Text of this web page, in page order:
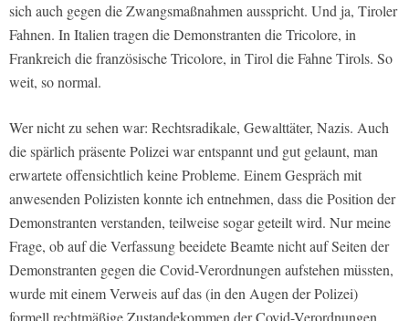
sich auch gegen die Zwangsmaßnahmen ausspricht. Und ja, Tiroler
Fahnen. In Italien tragen die Demonstranten die Tricolore, in
Frankreich die französische Tricolore, in Tirol die Fahne Tirols. So
weit, so normal.
Wer nicht zu sehen war: Rechtsradikale, Gewalttäter, Nazis. Auch
die spärlich präsente Polizei war entspannt und gut gelaunt, man
erwartete offensichtlich keine Probleme. Einem Gespräch mit
anwesenden Polizisten konnte ich entnehmen, dass die Position der
Demonstranten verstanden, teilweise sogar geteilt wird. Nur meine
Frage, ob auf die Verfassung beeidete Beamte nicht auf Seiten der
Demonstranten gegen die Covid-Verordnungen aufstehen müssten,
wurde mit einem Verweis auf das (in den Augen der Polizei)